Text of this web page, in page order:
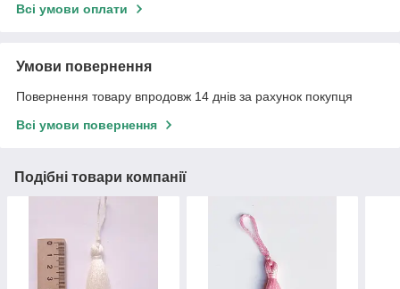
Всі умови оплати
Умови повернення
Повернення товару впродовж 14 днів за рахунок покупця
Всі умови повернення
Подібні товари компанії